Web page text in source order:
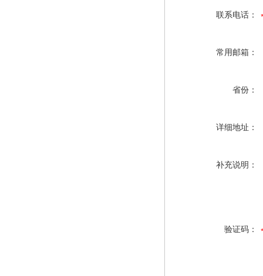
联系电话：
常用邮箱：
省份：
详细地址：
补充说明：
验证码：